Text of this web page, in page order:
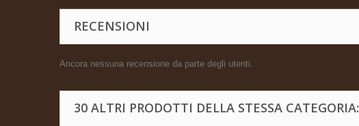
RECENSIONI
Ancora nessuna recensione da parte degli utenti.
30 ALTRI PRODOTTI DELLA STESSA CATEGORIA: